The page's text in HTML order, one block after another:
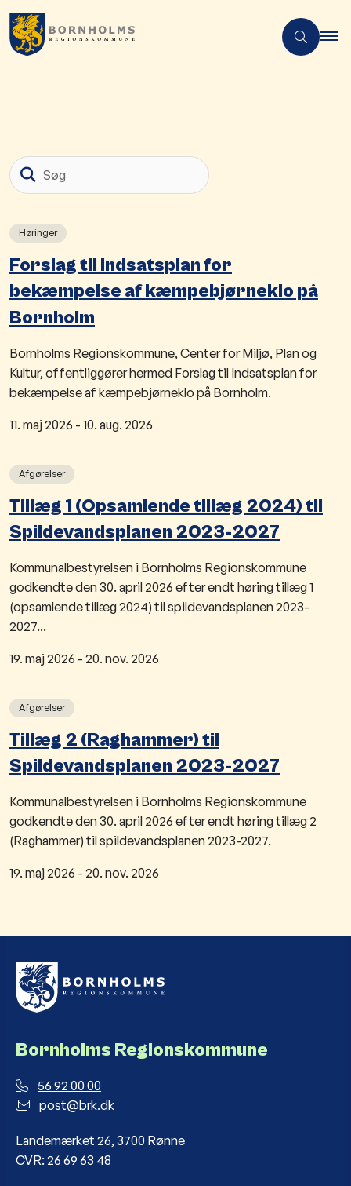
Høringer
Forslag til Indsatsplan for
bekæmpelse af kæmpebjørneklo på
Bornholm
Bornholms Regionskommune, Center for Miljø, Plan og
Kultur, offentliggører hermed Forslag til Indsatsplan for
bekæmpelse af kæmpebjørneklo på Bornholm.
11. maj 2026 - 10. aug. 2026
Afgørelser
Tillæg 1 (Opsamlende tillæg 2024) til
Spildevandsplanen 2023-2027
Kommunalbestyrelsen i Bornholms Regionskommune
godkendte den 30. april 2026 efter endt høring tillæg 1
(opsamlende tillæg 2024) til spildevandsplanen 2023-
2027...
19. maj 2026 - 20. nov. 2026
Afgørelser
Tillæg 2 (Raghammer) til
Spildevandsplanen 2023-2027
Kommunalbestyrelsen i Bornholms Regionskommune
godkendte den 30. april 2026 efter endt høring tillæg 2
(Raghammer) til spildevandsplanen 2023-2027.
19. maj 2026 - 20. nov. 2026
Bornholms Regionskommune
56 92 00 00
post@brk.dk
Landemærket 26, 3700 Rønne
CVR: 26 69 63 48